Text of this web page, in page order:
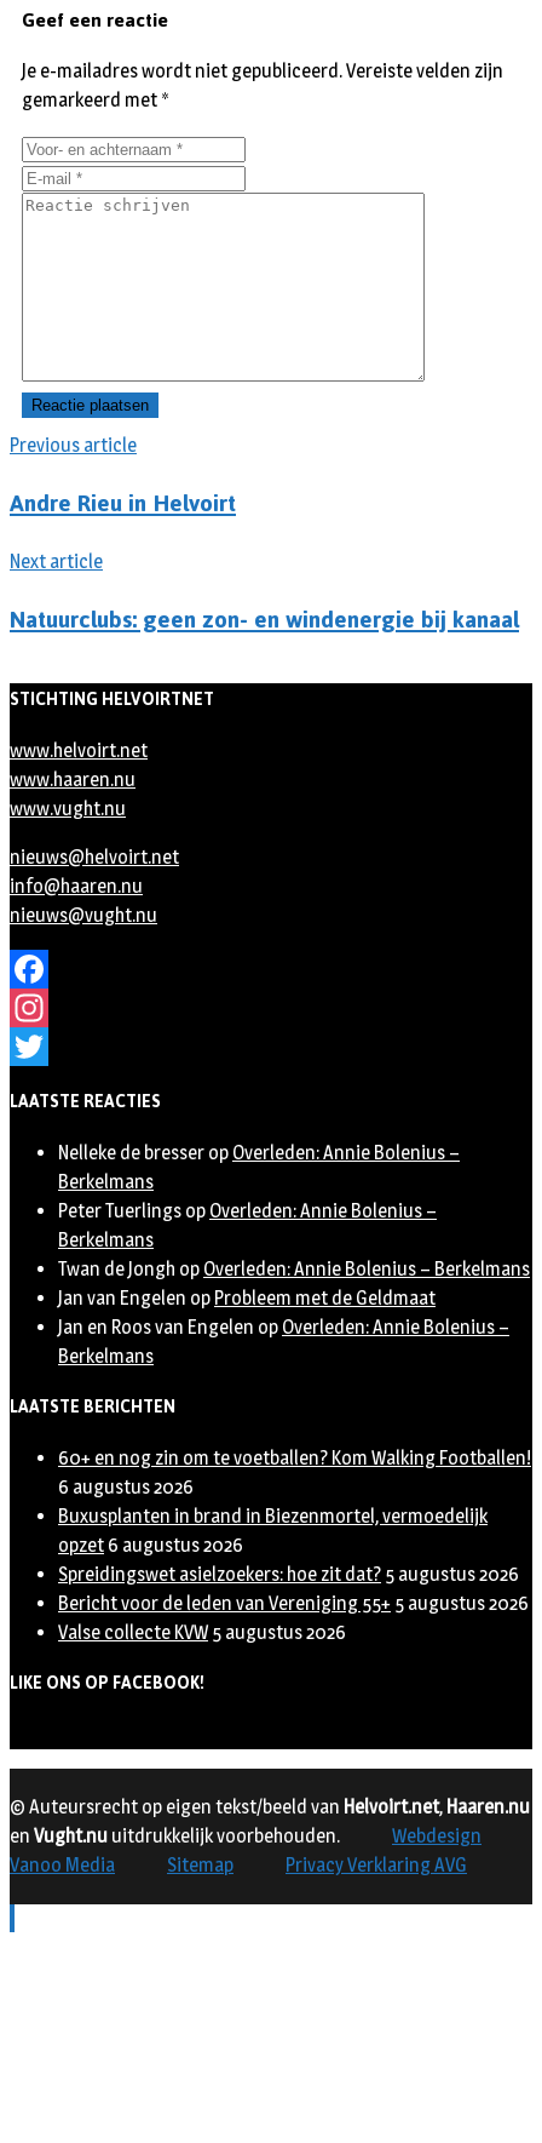
Previous article
Andre Rieu in Helvoirt
Next article
Natuurclubs: geen zon- en windenergie bij kanaal
Geef een reactie
Je e-mailadres wordt niet gepubliceerd.Vereiste velden zijn
gemarkeerd met *
STICHTING HELVOIRTNET
www.helvoirt.net
www.haaren.nu
www.vught.nu
nieuws@helvoirt.net
info@haaren.nu
nieuws@vught.nu
Facebook
Instagram
LAATSTE REACTIES
Nelleke de bresser op Overleden: Annie Bolenius –
Berkelmans
Peter Tuerlings op Overleden: Annie Bolenius –
Berkelmans
Twan de Jongh op Overleden: Annie Bolenius – Berkelmans
Jan van Engelen op Probleem met de Geldmaat
Jan en Roos van Engelen op Overleden: Annie Bolenius –
Berkelmans
LAATSTE BERICHTEN
60+ en nog zin om te voetballen? Kom Walking Footballen!
6 augustus 2026
Buxusplanten in brand in Biezenmortel, vermoedelijk
opzet 6 augustus 2026
Spreidingswet asielzoekers: hoe zit dat? 5 augustus 2026
Bericht voor de leden van Vereniging 55+ 5 augustus 2026
Valse collecte KVW 5 augustus 2026
LIKE ONS OP FACEBOOK!
© Auteursrecht op eigen tekst/beeld van Helvoirt.net, Haaren.nu
en Vught.nu uitdrukkelijk voorbehouden.
Webdesign
Vanoo Media
Sitemap Privacy Verklaring AVG